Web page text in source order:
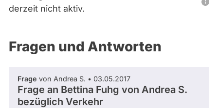
derzeit nicht aktiv.
Nur
aktiven
oder
Mandaten
können
Fragen und Antworten
Frage von Andrea S. • 03.05.2017
Frage an Bettina Fuhg von Andrea S.
bezüglich Verkehr